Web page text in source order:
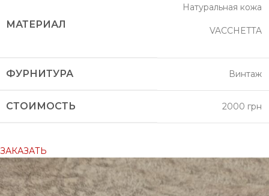
МАТЕРИАЛ
Натуральная кожа
VACCHETTA
ФУРНИТУРА Винтаж
СТОИМОСТЬ 2000 грн
ЗАКАЗАТЬ